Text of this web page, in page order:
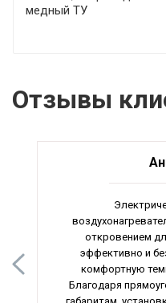
медный ТУ
Отзывы
откровением
эффективно и
комфортную
Благодаря